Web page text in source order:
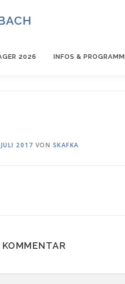
2026 INFOS & PROGRAMM
2017 VON SKAFKA